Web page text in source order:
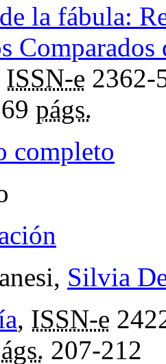
la fábula:
ISSN-e
págs.
completo
Silvia
, ISSN-e
207-212